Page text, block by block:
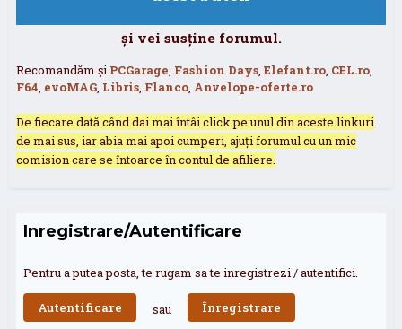
și vei susține forumul.
Recomandăm și PCGarage, Fashion Days, Elefant.ro, CEL.ro,
F64, evoMAG, Libris, Flanco, Anvelope-oferte.ro
De fiecare dată când dai mai întâi click pe unul din aceste linkuri
de mai sus, iar abia mai apoi cumperi, ajuți forumul cu un mic
comision care se întoarce în contul de afiliere.
Inregistrare/Autentificare
Pentru a putea posta, te rugam sa te inregistrezi / autentifici.
Autentificare sau Înregistrare